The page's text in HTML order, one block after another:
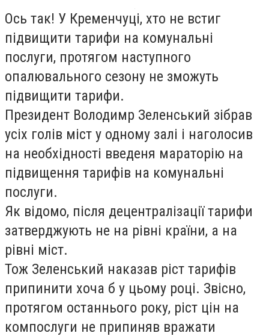
Ось так! У Кременчуці, хто не встиг
підвищити тарифи на комунальні
послуги, протягом наступного
опалювального сезону не зможуть
підвищити тарифи.
Президент Володимр Зеленський зібрав
усіх голів міст у одному залі і наголосив
на необхідності введеня мараторію на
підвищення тарифів на комунальні
послуги.
Як відомо, після децентралізації тарифи
затверджують не на рівні країни, а на
рівні міст.
Тож Зеленський наказав ріст тарифів
припинити хоча б у цьому році. Звісно,
протягом останнього року, ріст цін на
компослуги не припиняв вражати